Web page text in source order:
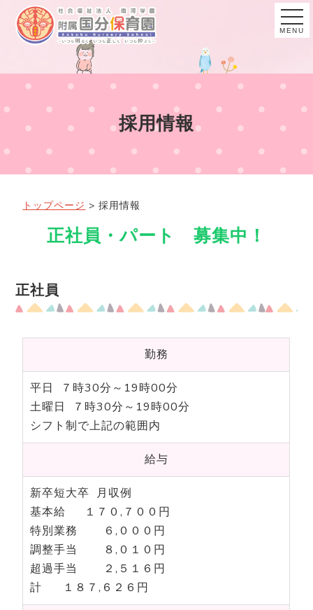
MENU
採用情報
トップページ > 採用情報
正社員・パート 募集中！
正社員
勤務
平日 ７時30分～19時00分
土曜日 ７時30分～19時00分
シフト制で上記の範囲内
給与
新卒短大卒 月収例
基本給 １７０,７００円
特別業務 ６,０００円
調整手当 ８,０１０円
超過手当 ２,５１６円
計 １８７,６２６円